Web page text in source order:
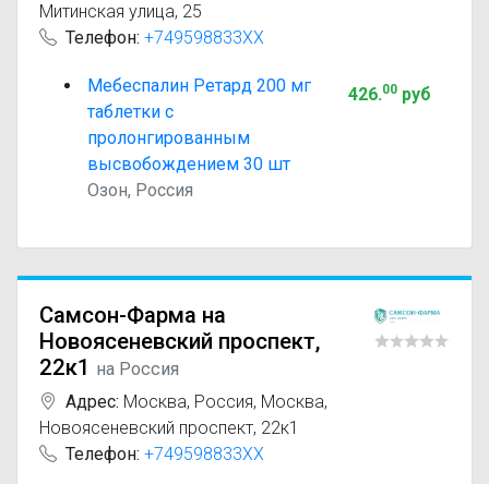
Митинская улица, 25
Телефон: +749598833XX
Мебеспалин Ретард 200 мг
таблетки с
пролонгированным
высвобождением 30 шт
Озон, Россия
426.00руб
Самсон-Фарма на
Новоясеневский проспект,
22к1 на Россия
Адрес: Москва, Россия, Москва,
Новоясеневский проспект, 22к1
Телефон: +749598833XX